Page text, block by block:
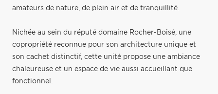
amateurs de nature, de plein air et de tranquillité.
Nichée au sein du réputé domaine Rocher-Boisé, une
copropriété reconnue pour son architecture unique et
son cachet distinctif, cette unité propose une ambiance
chaleureuse et un espace de vie aussi accueillant que
fonctionnel.